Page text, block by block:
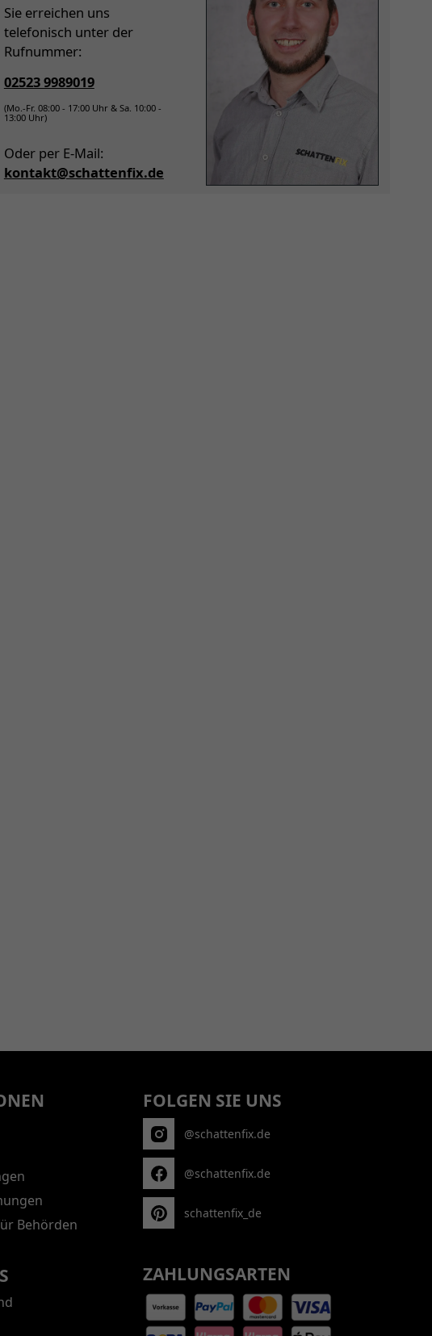
Sie erreichen uns
telefonisch unter der
Rufnummer:
02523 9989019
(Mo.-Fr. 08:00 - 17:00 Uhr & Sa. 10:00 -
13:00 Uhr)
Oder per E-Mail:
kontakt@schattenfix.de
Behörden
FOLGEN SIE UNS
@schattenfix.de
@schattenfix.de
schattenfix_de
ZAHLUNGSARTEN